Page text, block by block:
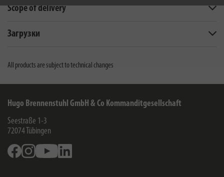
Scope of delivery
Загрузки
All products are subject to technical changes
Hugo Brennenstuhl GmbH & Co Kommanditgesellschaft
Seestraße 1-3
72074 Tübingen
FacebookInstagramYoutube